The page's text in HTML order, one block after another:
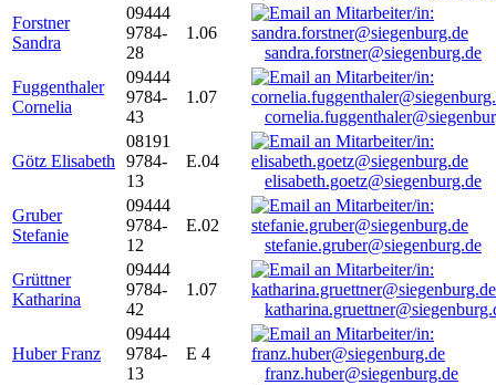
Forstner
Sandra
09444
9784-
28
1.06
sandra.forstner@siegenburg.de
Fuggenthaler
Cornelia
09444
9784-
43
1.07
Götz Elisabeth
08191
9784-
13
E.04
elisabeth.goetz@siegenburg.de
Gruber
Stefanie
09444
9784-
12
E.02
stefanie.gruber@siegenburg.de
Grüttner
Katharina
09444
9784-
42
1.07
Huber Franz
09444
9784-
13
E 4
franz.huber@siegenburg.de